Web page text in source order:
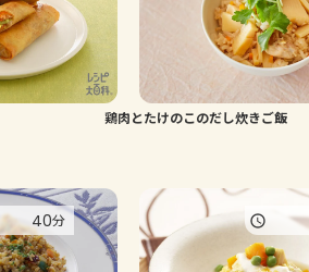
鶏肉とたけのこのだし炊きご飯
40分